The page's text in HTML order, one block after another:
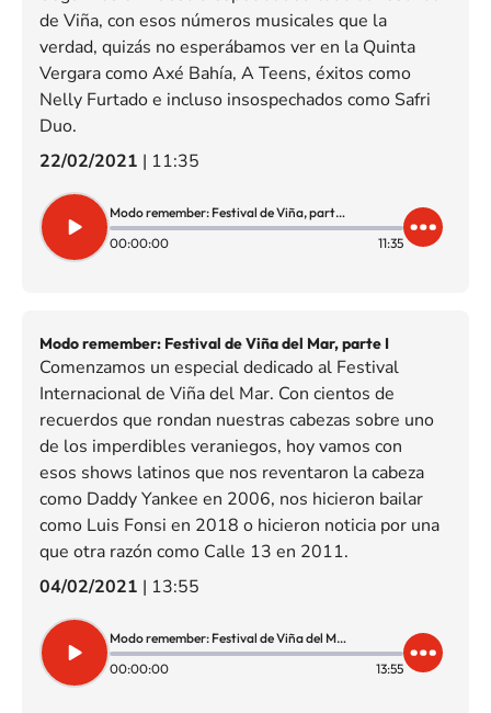
de Viña, con esos números musicales que la
verdad, quizás no esperábamos ver en la Quinta
Vergara como Axé Bahía, A Teens, éxitos como
Nelly Furtado e incluso insospechados como Safri
Duo.
22/02/2021 | 11:35
Modo remember: Festival de Viña, parte II
00:00:00
11:35
Modo remember: Festival de Viña del Mar, parte I
Comenzamos un especial dedicado al Festival
Internacional de Viña del Mar. Con cientos de
recuerdos que rondan nuestras cabezas sobre uno
de los imperdibles veraniegos, hoy vamos con
esos shows latinos que nos reventaron la cabeza
como Daddy Yankee en 2006, nos hicieron bailar
como Luis Fonsi en 2018 o hicieron noticia por una
que otra razón como Calle 13 en 2011.
04/02/2021 | 13:55
Modo remember: Festival de Viña del Mar, parte I
00:00:00
13:55